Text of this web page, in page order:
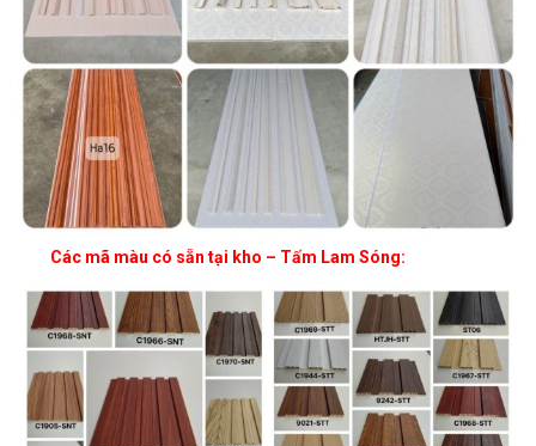
Các mã màu có sẵn tại kho – Tấm Lam Sóng: